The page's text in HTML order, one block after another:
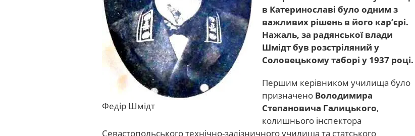
Федір Шмідт
в Катеринославі було одним з
важливих рішень в його кар’єрі.
Нажаль, за радянської влади
Шмідт був розстріляний у
Соловецькому таборі у 1937 році.
Першим керівником училища було
призначено Володимира
Степановича Галицького,
колишнього інспектора
Севастопольського технічно-залізничного училища та статського